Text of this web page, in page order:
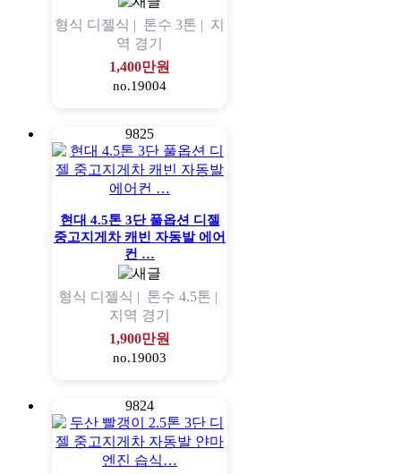
형식 디젤식 | 톤수 3톤 | 지
역 경기
1,400만원
no.19004
9825
현대 4.5톤 3단 풀옵션 디젤
중고지게차 캐빈 자동발 에어
컨 …
형식 디젤식 | 톤수 4.5톤 |
지역 경기
1,900만원
no.19003
9824